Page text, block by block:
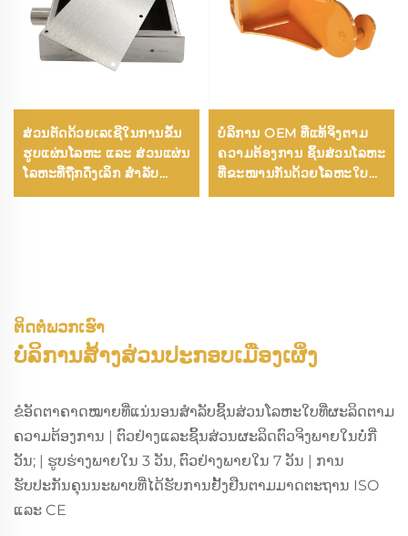
ສ່ວນຕັດດ້ວຍເລເຊີໃນການຂຶ້ນ
ຮູບແຜ່ນໂລຫະ ແລະ ສ່ວນແຜ່ນ
ໂລຫະທີ່ຖືກດຶງເລິກ ສໍາລັບ
ຄວາມຕ້ອງການການຜະລິດ
ບໍລິການ OEM ທີ່ແທ້ຈິງຕາມ
ຄວາມຕ້ອງການ ຊິ້ນສ່ວນໂລຫະ
ທີ່ຂະໜານກັນດ້ວຍໂລຫະໃບ
ຄ້າຍຄື, ການປຸງແຕ່ງໂລຫະສະ
ຕິດຕໍ່ພວກເຮົາ
ບໍລິການສ້າງສ່ວນປະກອບເມືອງເຜິ່ງ
ຂໍອັດຕາຄາດໝາຍທີ່ແນ່ນອນສຳລັບຊິ້ນສ່ວນໂລຫະໃບທີ່ຜະລິດຕາມ
ຄວາມຕ້ອງການ | ຕົວຢ່າງແລະຊິ້ນສ່ວນຜະລິດຕົວຈິງພາຍໃນບໍ່ກີ່
ວັນ; | ຮູບຮ່າງພາຍໃນ 3 ວັນ, ຕົວຢ່າງພາຍໃນ 7 ວັນ | ການ
ຮັບປະກັນຄຸນນະພາບທີ່ໄດ້ຮັບການຢັ້ງຢືນຕາມມາດຕະຖານ ISO
ແລະ CE